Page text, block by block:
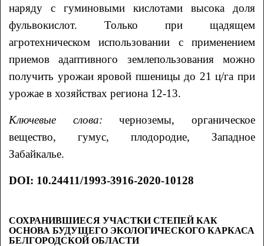
наряду с гуминовыми кислотами высока доля
фульвокислот. Только при щадящем
агротехническом использовании с применением
приемов адаптивного землепользования можно
получить урожаи яровой пшеницы до 21 ц/га при
урожае в хозяйствах региона 12-13.
Ключевые слова: черноземы, органическое
вещество, гумус, плодородие, Западное
Забайкалье.
DOI: 10.24411/1993-3916-2020-10128
СОХРАНИВШИЕСЯ УЧАСТКИ СТЕПЕЙ КАК
ОСНОВА БУДУЩЕГО ЭКОЛОГИЧЕСКОГО КАРКАСА
БЕЛГОРОДСКОЙ ОБЛАСТИ